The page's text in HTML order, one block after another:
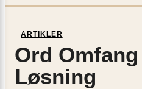
ARTIKLER
Ord
Løsning